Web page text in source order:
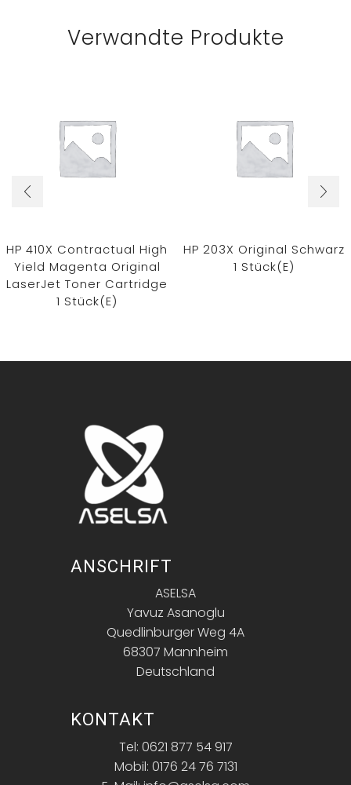
Verwandte Produkte
HP 410X Contractual High
Yield Magenta Original
LaserJet Toner Cartridge
1 Stück(e)
HP 203X Original Schwarz
1 Stück(e)
ANSCHRIFT
ASELSA
Yavuz Asanoglu
Quedlinburger Weg 4A
68307 Mannheim
Deutschland
KONTAKT
Tel: 0621 877 54 917
Mobil: 0176 24 76 7131